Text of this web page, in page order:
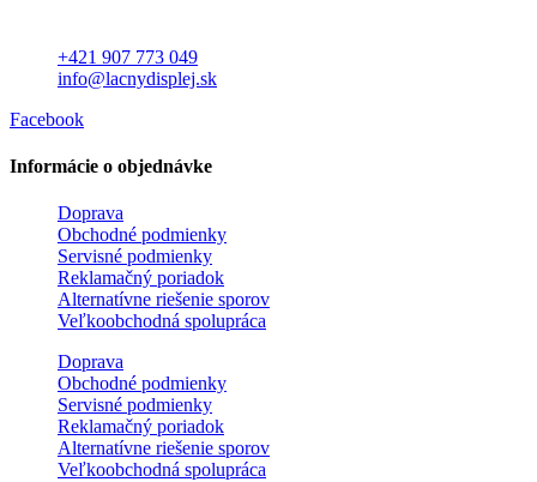
+421 907 773 049
info@lacnydisplej.sk
Facebook
Informácie o objednávke
Doprava
Obchodné podmienky
Servisné podmienky
Reklamačný poriadok
Alternatívne riešenie sporov
Veľkoobchodná spolupráca
Doprava
Obchodné podmienky
Servisné podmienky
Reklamačný poriadok
Alternatívne riešenie sporov
Veľkoobchodná spolupráca